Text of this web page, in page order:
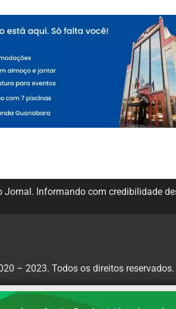
Jornal. Informando com credibilidade
– 2023. Todos os direitos reservados.